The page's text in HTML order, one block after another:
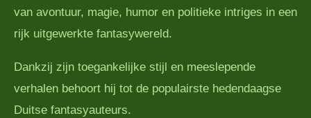
van avontuur, magie, humor en politieke intriges in een
rijk uitgewerkte fantasywereld.
Dankzij zijn toegankelijke stijl en meeslepende
verhalen behoort hij tot de populairste hedendaagse
Duitse fantasyauteurs.